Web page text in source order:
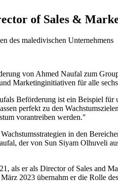
of Sales &
des maledivischen Unternehmens
von Ahmed Naufal zum
Marketinginitiativen für alle
Beförderung ist ein Beispiel
perfekt zu den
vorantreiben werden."
in den
der von Sun Siyam Olhuveli
als er als Director of Sales and
2023 übernahm er die Rolle